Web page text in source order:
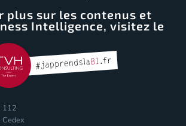
plus sur les contenus et
Intelligence, visitez le
112